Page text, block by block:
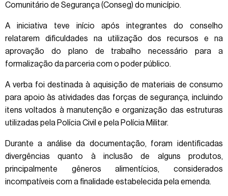
Comunitário de Segurança (Conseg) do município.
A iniciativa teve início após integrantes do conselho
relatarem dificuldades na utilização dos recursos e na
aprovação do plano de trabalho necessário para a
formalização da parceria com o poder público.
A verba foi destinada à aquisição de materiais de consumo
para apoio às atividades das forças de segurança, incluindo
itens voltados à manutenção e organização das estruturas
utilizadas pela Polícia Civil e pela Polícia Militar.
Durante a análise da documentação, foram identificadas
divergências quanto à inclusão de alguns produtos,
principalmente gêneros alimentícios, considerados
incompatíveis com a finalidade estabelecida pela emenda.